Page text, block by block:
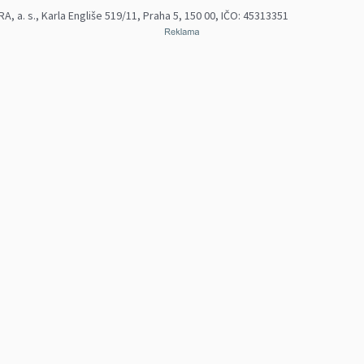
s., Karla Engliše 519/11, Praha 5, 150 00, IČO: 45313351